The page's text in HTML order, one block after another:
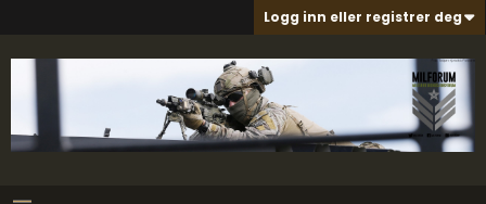
Logg inn eller registrer deg